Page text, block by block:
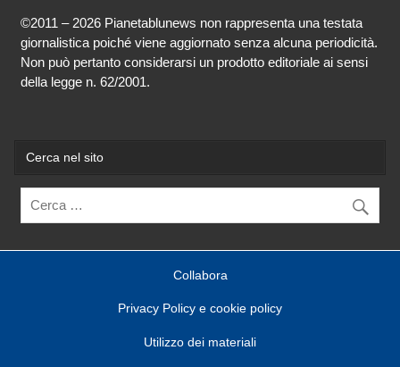
©2011 – 2026 Pianetablunews non rappresenta una testata
giornalistica poiché viene aggiornato senza alcuna periodicità.
Non può pertanto considerarsi un prodotto editoriale ai sensi
della legge n. 62/2001.
Cerca nel sito
Collabora
Privacy Policy e cookie policy
Utilizzo dei materiali